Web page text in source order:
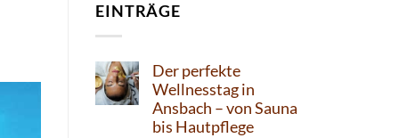
EINTRÄGE
Der perfekte
Wellnesstag in
Ansbach – von Sauna
bis Hautpflege